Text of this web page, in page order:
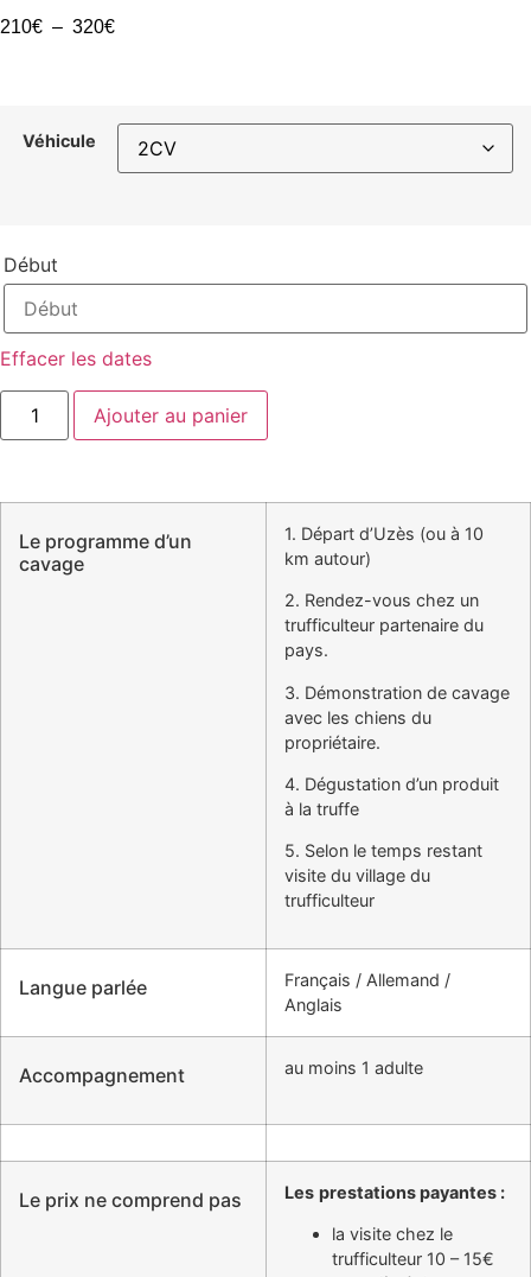
210€ – 320€
Véhicule
Début
Effacer les dates
Ajouter au panier
Le programme d’un
cavage
1. Départ d’Uzès (ou à 10
km autour)
2. Rendez-vous chez un
trufficulteur partenaire du
pays.
3. Démonstration de cavage
avec les chiens du
propriétaire.
4. Dégustation d’un produit
à la truffe
5. Selon le temps restant
visite du village du
trufficulteur
Langue parlée
Français / Allemand /
Anglais
Accompagnement au moins 1 adulte
Le prix ne comprend pas Les prestations payantes :
la visite chez le
trufficulteur 10 – 15€